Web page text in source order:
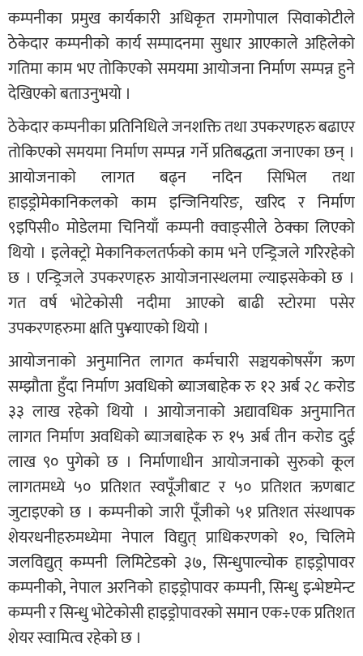
कम्पनीका प्रमुख कार्यकारी अधिकृत रामगोपाल सिवाकोटीले
ठेकेदार कम्पनीको कार्य सम्पादनमा सुधार आएकाले अहिलेको
गतिमा काम भए तोकिएको समयमा आयोजना निर्माण सम्पन्न हुने
देखिएको बताउनुभयो ।
ठेकेदार कम्पनीका प्रतिनिधिले जनशक्ति तथा उपकरणहरु बढाएर
तोकिएको समयमा निर्माण सम्पन्न गर्ने प्रतिबद्धता जनाएका छन् ।
आयोजनाको लागत बढ्न नदिन सिभिल तथा
हाइड्रोमेकानिकलको काम इन्जिनियरिङ, खरिद र निर्माण
९इपिसी० मोडेलमा चिनियाँ कम्पनी क्वाङ्सीले ठेक्का लिएको
थियो । इलेक्ट्रो मेकानिकलतर्फको काम भने एन्ड्रिजले गरिरहेको
छ । एन्ड्रिजले उपकरणहरु आयोजनास्थलमा ल्याइसकेको छ ।
गत वर्ष भोटेकोसी नदीमा आएको बाढी स्टोरमा पसेर
उपकरणहरुमा क्षति पु¥याएको थियो ।
आयोजनाको अनुमानित लागत कर्मचारी सञ्चयकोषसँग ऋण
सम्झौता हुँदा निर्माण अवधिको ब्याजबाहेक रु १२ अर्ब २८ करोड
३३ लाख रहेको थियो । आयोजनाको अद्यावधिक अनुमानित
लागत निर्माण अवधिको ब्याजबाहेक रु १५ अर्ब तीन करोड दुई
लाख ९० पुगेको छ । निर्माणाधीन आयोजनाको सुरुको कूल
लागतमध्ये ५० प्रतिशत स्वपूँजीबाट र ५० प्रतिशत ऋणबाट
जुटाइएको छ । कम्पनीको जारी पूँजीको ५१ प्रतिशत संस्थापक
शेयरधनीहरुमध्येमा नेपाल विद्युत् प्राधिकरणको १०, चिलिमे
जलविद्युत् कम्पनी लिमिटेडको ३७, सिन्धुपाल्चोक हाइड्रोपावर
कम्पनीको, नेपाल अरनिको हाइड्रोपावर कम्पनी, सिन्धु इन्भेष्टमेन्ट
कम्पनी र सिन्धु भोटेकोसी हाइड्रोपावरको समान एक÷एक प्रतिशत
शेयर स्वामित्व रहेको छ ।